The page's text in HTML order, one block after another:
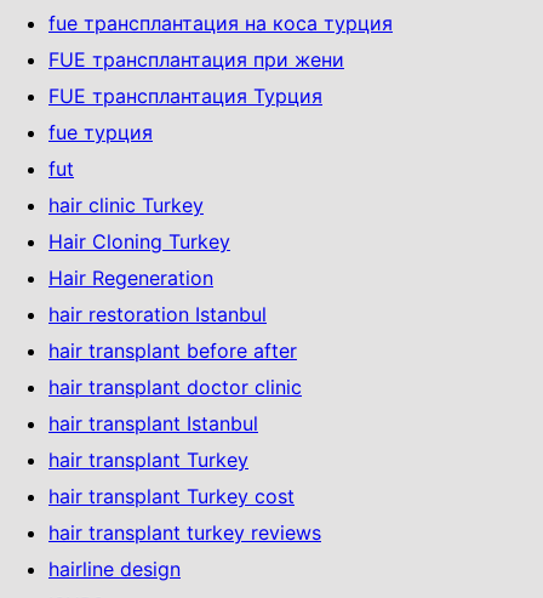
fue трансплантация на коса турция
FUE трансплантация при жени
FUE трансплантация Турция
fue турция
fut
hair clinic Turkey
Hair Cloning Turkey
Hair Regeneration
hair restoration Istanbul
hair transplant before after
hair transplant doctor clinic
hair transplant Istanbul
hair transplant Turkey
hair transplant Turkey cost
hair transplant turkey reviews
hairline design